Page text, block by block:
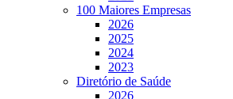
100 Maiores Empresas
2026
2025
2024
2023
Diretório de Saúde
2026